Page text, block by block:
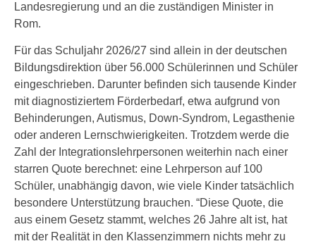
Landesregierung und an die zuständigen Minister in
Rom.
Für das Schuljahr 2026/27 sind allein in der deutschen
Bildungsdirektion über 56.000 Schülerinnen und Schüler
eingeschrieben. Darunter befinden sich tausende Kinder
mit diagnostiziertem Förderbedarf, etwa aufgrund von
Behinderungen, Autismus, Down‑Syndrom, Legasthenie
oder anderen Lernschwierigkeiten. Trotzdem werde die
Zahl der Integrationslehrpersonen weiterhin nach einer
starren Quote berechnet: eine Lehrperson auf 100
Schüler, unabhängig davon, wie viele Kinder tatsächlich
besondere Unterstützung brauchen. “Diese Quote, die
aus einem Gesetz stammt, welches 26 Jahre alt ist, hat
mit der Realität in den Klassenzimmern nichts mehr zu